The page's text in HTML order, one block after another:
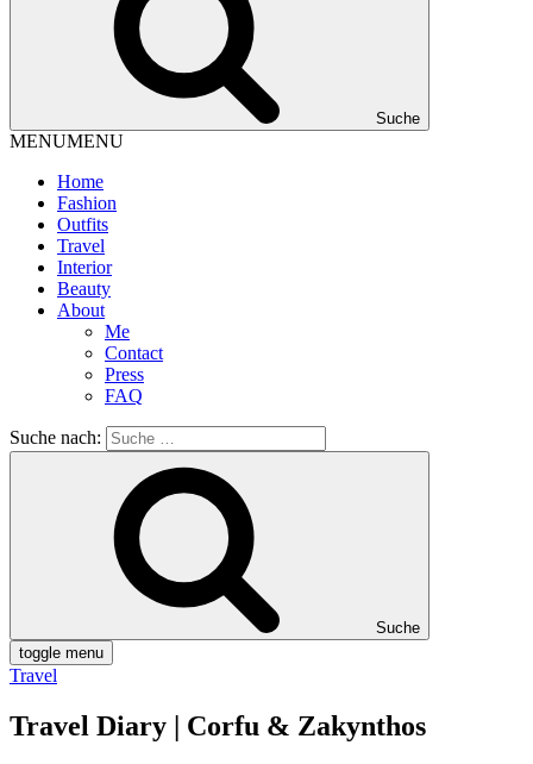
Suche
MENUMENU
Home
Fashion
Outfits
Travel
Interior
Beauty
About
Me
Contact
Press
FAQ
Suche nach:
Suche
toggle menu
Travel
Travel Diary | Corfu & Zakynthos